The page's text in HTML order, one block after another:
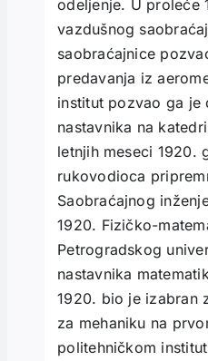
odeljenje. U proleće
vazdušnog
saobraćajnice
predavanja iz
institut pozvao ga je
nastavnika na
letnjih meseci 1920.
rukovodioca
Saobraćajnog
1920. Fizičko-
Petrogradskog
nastavnika
1920. bio je izabran
za mehaniku na
politehničkom